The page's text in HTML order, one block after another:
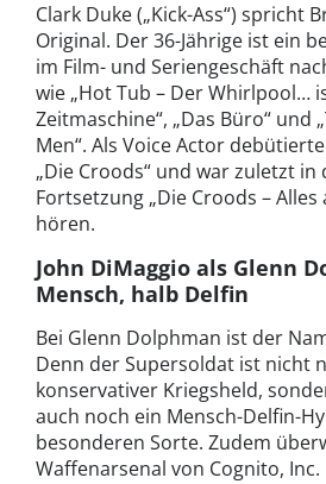
Clark Duke („Kick-Ass“) spricht
Original. Der 36-Jährige ist ein
im Film- und Seriengeschäft
wie „Hot Tub – Der Whirlpool…
Zeitmaschine“, „Das Büro“ und
Men“. Als Voice Actor
„Die Croods“ und war zuletzt in
Fortsetzung „Die Croods – Alles
hören.
John DiMaggio als Glenn
Mensch, halb Delfin
Bei Glenn Dolphman ist der
Denn der Supersoldat ist nicht
konservativer Kriegsheld,
auch noch ein Mensch-Delfin-
besonderen Sorte. Zudem
Waffenarsenal von Cognito, Inc.